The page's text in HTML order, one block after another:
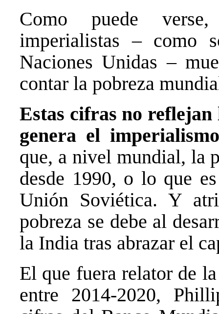
Como puede
imperialistas – como
Naciones Unidas –
contar la pobreza
Estas cifras no
genera el imperialismo
que, a nivel mundial, la
desde 1990, o lo que
Unión Soviética. Y
pobreza se debe al
la India tras abrazar el
El que fuera relator de
entre 2014-2020,